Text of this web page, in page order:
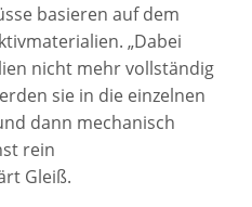
basieren auf dem
„Dabei
nicht mehr vollständig
sie in die einzelnen
dann mechanisch
rein
Gleiß.